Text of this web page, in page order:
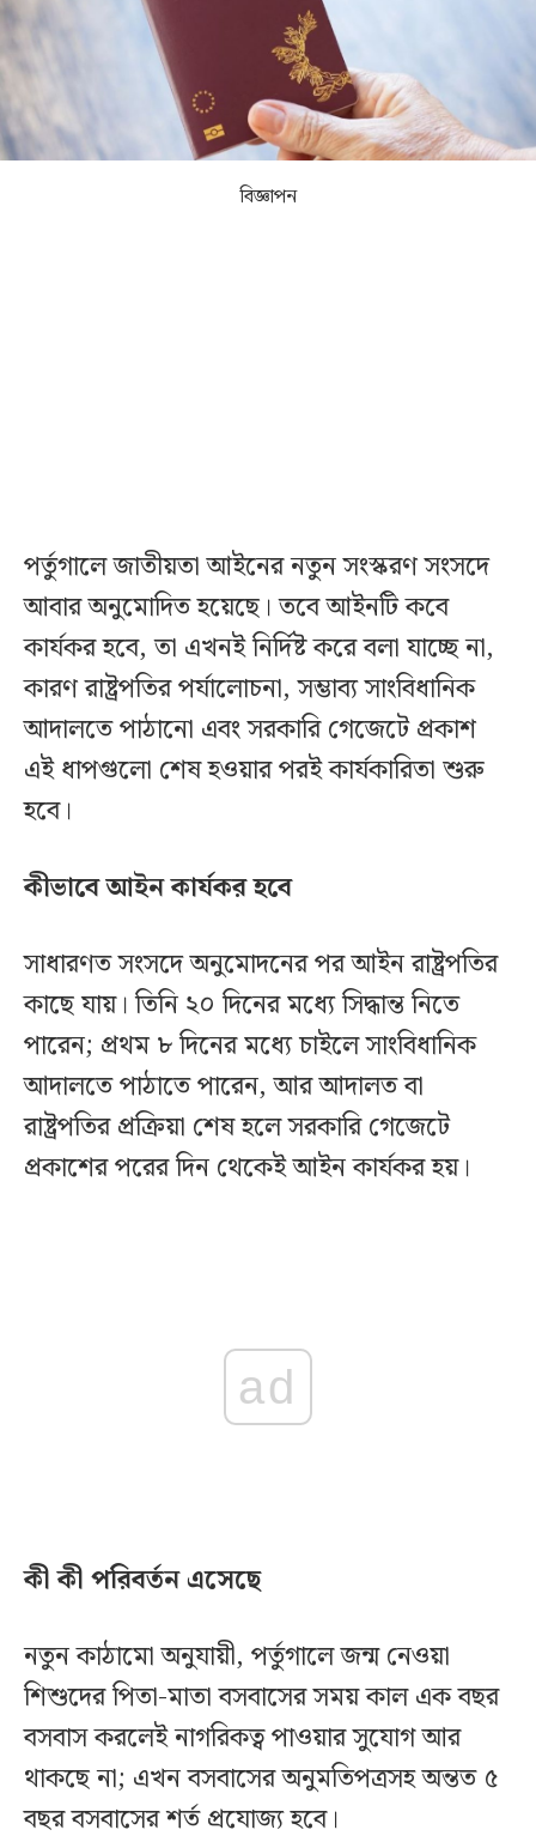
বিজ্ঞাপন
পর্তুগালে জাতীয়তা আইনের নতুন সংস্করণ সংসদে
আবার অনুমোদিত হয়েছে। তবে আইনটি কবে
কার্যকর হবে, তা এখনই নির্দিষ্ট করে বলা যাচ্ছে না,
কারণ রাষ্ট্রপতির পর্যালোচনা, সম্ভাব্য সাংবিধানিক
আদালতে পাঠানো এবং সরকারি গেজেটে প্রকাশ
এই ধাপগুলো শেষ হওয়ার পরই কার্যকারিতা শুরু
হবে।
কীভাবে আইন কার্যকর হবে
সাধারণত সংসদে অনুমোদনের পর আইন রাষ্ট্রপতির
কাছে যায়। তিনি ২০ দিনের মধ্যে সিদ্ধান্ত নিতে
পারেন; প্রথম ৮ দিনের মধ্যে চাইলে সাংবিধানিক
আদালতে পাঠাতে পারেন, আর আদালত বা
রাষ্ট্রপতির প্রক্রিয়া শেষ হলে সরকারি গেজেটে
প্রকাশের পরের দিন থেকেই আইন কার্যকর হয়।
ad
কী কী পরিবর্তন এসেছে
নতুন কাঠামো অনুযায়ী, পর্তুগালে জন্ম নেওয়া
শিশুদের পিতা-মাতা বসবাসের সময় কাল এক বছর
বসবাস করলেই নাগরিকত্ব পাওয়ার সুযোগ আর
থাকছে না; এখন বসবাসের অনুমতিপত্রসহ অন্তত ৫
বছর বসবাসের শর্ত প্রযোজ্য হবে।